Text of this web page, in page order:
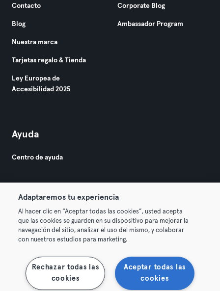
Contacto
Blog
Nuestra marca
Tarjetas regalo & Tienda
Ley Europea de
Accesibilidad 2025
Corporate Blog
Ambassador Program
Ayuda
Centro de ayuda
© 2026 Urban Sports Group GmbH. All rights reserved.
Términos y condiciones Privacidad
Rescindir contratos aquí Desistir de contratos aquí
Adaptaremos tu experiencia
Al hacer clic en “Aceptar todas las cookies”, usted acepta
que las cookies se guarden en su dispositivo para mejorar la
navegación del sitio, analizar el uso del mismo, y colaborar
con nuestros estudios para marketing.
Aceptar todas las
cookies
Rechazar todas las
cookies